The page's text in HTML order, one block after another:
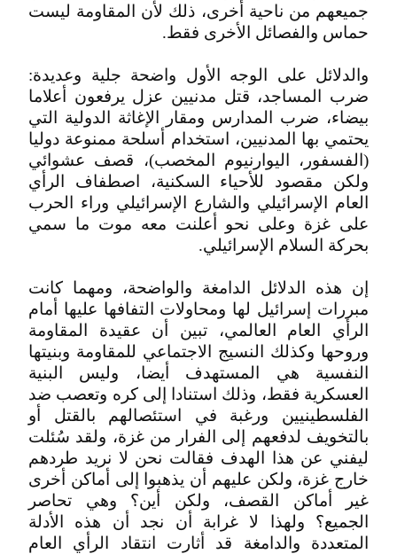
جميعهم من ناحية أخرى، ذلك لأن المقاومة ليست
حماس والفصائل الأخرى فقط.
والدلائل على الوجه الأول واضحة جلية وعديدة:
ضرب المساجد، قتل مدنيين عزل يرفعون أعلاما
بيضاء، ضرب المدارس ومقار الإغاثة الدولية التي
يحتمي بها المدنيين، استخدام أسلحة ممنوعة دوليا
(الفسفور، اليوارنيوم المخصب)، قصف عشوائي
ولكن مقصود للأحياء السكنية، اصطفاف الرأي
العام الإسرائيلي والشارع الإسرائيلي وراء الحرب
على غزة وعلى نحو أعلنت معه موت ما سمي
بحركة السلام الإسرائيلي.
إن هذه الدلائل الدامغة والواضحة، ومهما كانت
مبررات إسرائيل لها ومحاولات التفافها عليها أمام
الرأي العام العالمي، تبين أن عقيدة المقاومة
وروحها وكذلك النسيج الاجتماعي للمقاومة وبنيتها
النفسية هي المستهدف أيضا، وليس البنية
العسكرية فقط، وذلك استنادا إلى كره وتعصب ضد
الفلسطينيين ورغبة في استئصالهم بالقتل أو
بالتخويف لدفعهم إلى الفرار من غزة، ولقد سُئلت
ليفني عن هذا الهدف فقالت نحن لا نريد طردهم
خارج غزة، ولكن عليهم أن يذهبوا إلى أماكن أخرى
غير أماكن القصف، ولكن أين؟ وهي تحاصر
الجميع؟ ولهذا لا غرابة أن نجد أن هذه الأدلة
المتعددة والدامغة قد أثارت انتقاد الرأي العام